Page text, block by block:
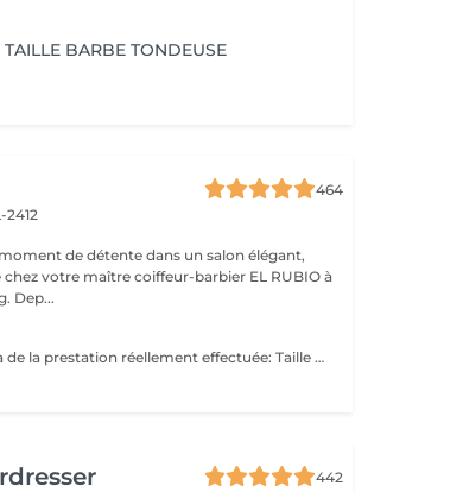
BARBE TONDEUSE
464
2412
de détente dans un salon élégant,
votre maître coiffeur-barbier EL RUBIO à
Dep...
Le prix final dépendra de la prestation réellement effectuée: Taille barbe : 26 EUR Taille barbe avec rasage contours : 32.5 EUR Rasage complet avec soins : 32.5 EUR
442